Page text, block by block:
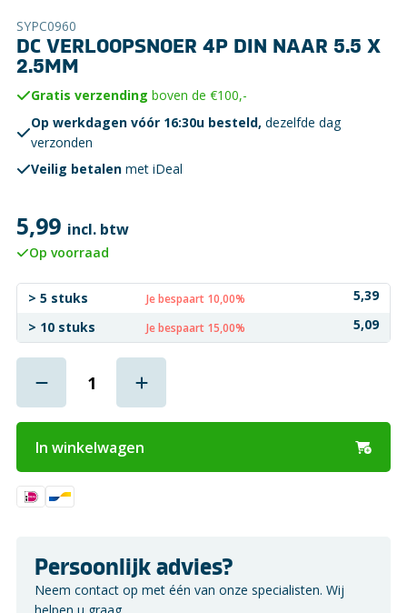
SYPC0960
DC VERLOOPSNOER 4P DIN NAAR 5.5 X
2.5MM
Gratis verzending boven de €100,-
Op werkdagen vóór 16:30u besteld, dezelfde dag
verzonden
Veilig betalen met iDeal
5,99 incl. btw
Op voorraad
> 5 stuks Je bespaart 10,00%
5,39
> 10 stuks
Je bespaart 15,00% 5,09
In winkelwagen
Persoonlijk advies?
Neem contact op met één van onze specialisten. Wij